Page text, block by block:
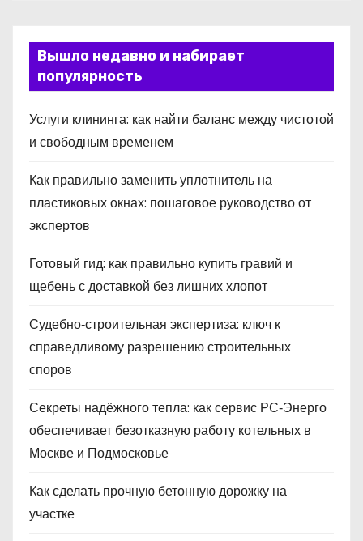
Вышло недавно и набирает
популярность
Услуги клининга: как найти баланс между чистотой
и свободным временем
Как правильно заменить уплотнитель на
пластиковых окнах: пошаговое руководство от
экспертов
Готовый гид: как правильно купить гравий и
щебень с доставкой без лишних хлопот
Судебно‑строительная экспертиза: ключ к
справедливому разрешению строительных
споров
Секреты надёжного тепла: как сервис РС‑Энерго
обеспечивает безотказную работу котельных в
Москве и Подмосковье
Как сделать прочную бетонную дорожку на
участке